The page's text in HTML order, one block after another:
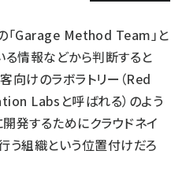
「Garage Method Team」と
る情報などから判断すると
けのラボラトリー（Red
Labsと呼ばれる）のよう
発するためにクラウドネイ
う組織という位置付けだろ